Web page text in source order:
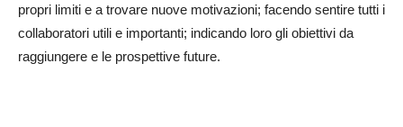
propri limiti e a trovare nuove motivazioni; facendo sentire tutti i
collaboratori utili e importanti; indicando loro gli obiettivi da
raggiungere e le prospettive future.